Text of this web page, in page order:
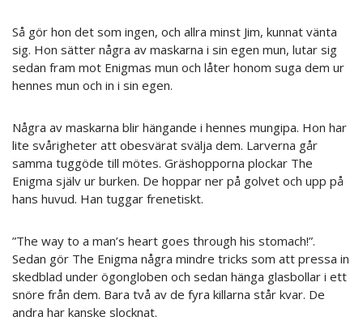
Så gör hon det som ingen, och allra minst Jim, kunnat vänta
sig. Hon sätter några av maskarna i sin egen mun, lutar sig
sedan fram mot Enigmas mun och låter honom suga dem ur
hennes mun och in i sin egen.
Några av maskarna blir hängande i hennes mungipa. Hon har
lite svårigheter att obesvärat svälja dem. Larverna går
samma tuggöde till mötes. Gräshopporna plockar The
Enigma själv ur burken. De hoppar ner på golvet och upp på
hans huvud. Han tuggar frenetiskt.
”The way to a man’s heart goes through his stomach!”.
Sedan gör The Enigma några mindre tricks som att pressa in
skedblad under ögongloben och sedan hänga glasbollar i ett
snöre från dem. Bara två av de fyra killarna står kvar. De
andra har kanske slocknat.